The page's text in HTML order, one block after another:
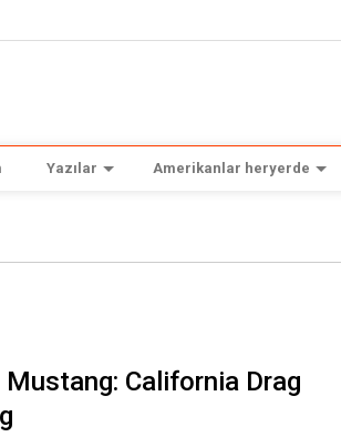
Yazılar Amerikanlar heryerde
California Drag